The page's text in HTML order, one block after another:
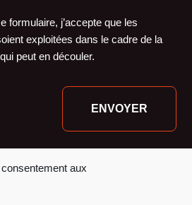
aux
formulaire, j’accepte que les
exploitées dans le cadre de la
peut en découler.